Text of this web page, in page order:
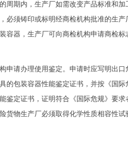
周期内，生产厂如需改变产品标准和加
必须铸印或标明经商检机构批准的生产
容器，生产厂可向商检机构申请商检标
请办理使用鉴定。申请时应写明出口
的包装容器性能鉴定证书，并按《国际
定证书，证明符合《国际危规》要求
货物生产厂必须取得化学性质相容性试